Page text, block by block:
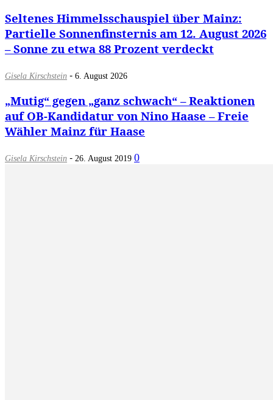
Seltenes Himmelsschauspiel über Mainz:
Partielle Sonnenfinsternis am 12. August 2026
– Sonne zu etwa 88 Prozent verdeckt
Gisela Kirschstein - 6. August 2026
„Mutig“ gegen „ganz schwach“ – Reaktionen
auf OB-Kandidatur von Nino Haase – Freie
Wähler Mainz für Haase
Gisela Kirschstein - 26. August 2019 0